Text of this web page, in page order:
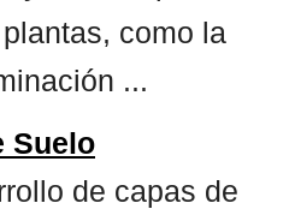
como la
...
Suelo
de capas de